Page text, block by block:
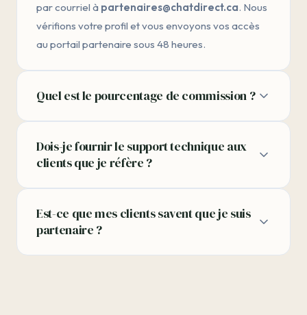
par courriel à partenaires@chatdirect.ca. Nous
vérifions votre profil et vous envoyons vos accès
au portail partenaire sous 48 heures.
Quel est le pourcentage de commission ?
client référé, aussi longtemps qu'il reste abonné.
Par exemple, pour un client au plan Pro (69
$/mois), vous touchez 20,01 $/mois net — soit
supplémentaire de votre part.
Dois-je fournir le support technique aux
clients que je réfère ?
configuration et la maintenance. Vous référez le
client, nous faisons le reste. Vous pouvez
cependant offrir de l'accompagnement
Est-ce que mes clients savent que je suis
partenaire ?